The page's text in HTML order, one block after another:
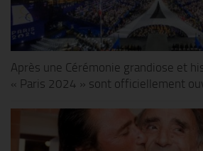
Après une Cérémonie grandiose et
« Paris 2024 » sont officiellement